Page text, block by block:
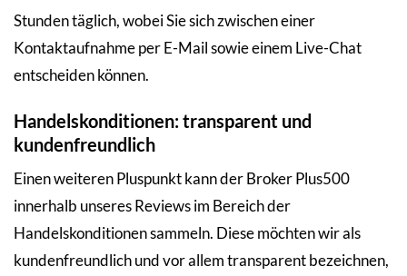
Stunden täglich, wobei Sie sich zwischen einer
Kontaktaufnahme per E-Mail sowie einem Live-Chat
entscheiden können.
Handelskonditionen: transparent und
kundenfreundlich
Einen weiteren Pluspunkt kann der Broker Plus500
innerhalb unseres Reviews im Bereich der
Handelskonditionen sammeln. Diese möchten wir als
kundenfreundlich und vor allem transparent bezeichnen,